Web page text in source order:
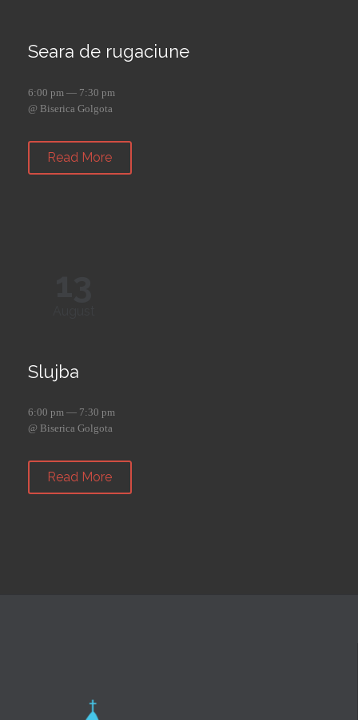
Seara de rugaciune
6:00 pm — 7:30 pm
@ Biserica Golgota
Read More
Slujba
6:00 pm — 7:30 pm
@ Biserica Golgota
Read More